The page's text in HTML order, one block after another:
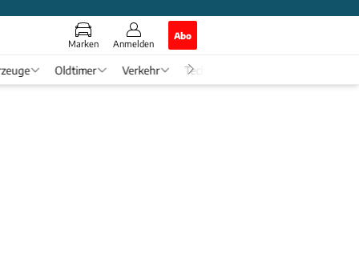
Marken Anmelden
Abo
Oldtimer Verkehr Tech & Zukunft